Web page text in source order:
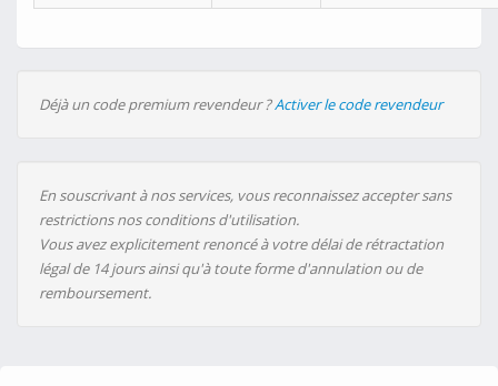
Déjà un code premium revendeur ?Activer le code revendeur
En souscrivant à nos services, vous reconnaissez accepter sans
restrictions nos conditions d'utilisation.
Vous avez explicitement renoncé à votre délai de rétractation
légal de 14 jours ainsi qu'à toute forme d'annulation ou de
remboursement.